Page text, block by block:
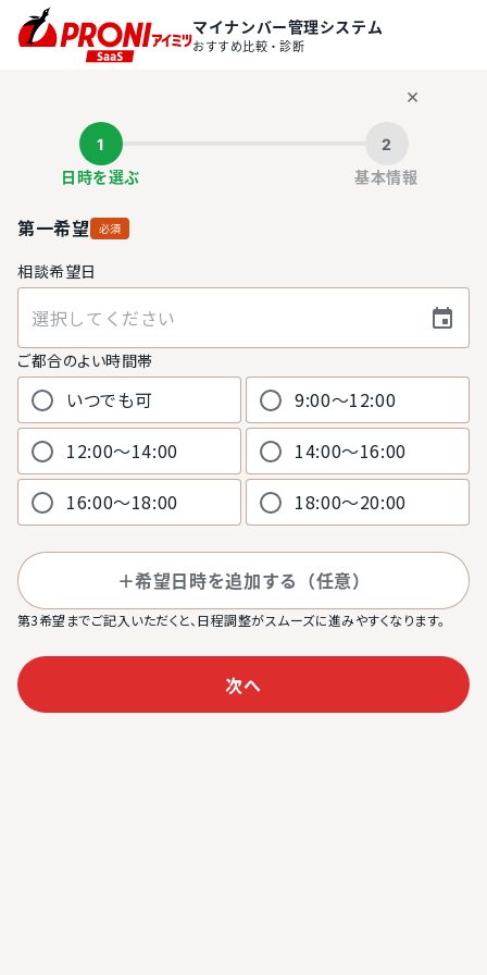
マイナンバー管理システム
おすすめ比較・診断
×
1
日時を選ぶ
2
基本情報
第一希望 必須
相談希望日
選択してください
ご都合のよい時間帯
いつでも可
9:00〜12:00
12:00〜14:00
14:00〜16:00
16:00〜18:00
18:00〜20:00
＋希望日時を追加する（任意）
第3希望までご記入いただくと、日程調整がスムーズに進みやすくなります。
次へ